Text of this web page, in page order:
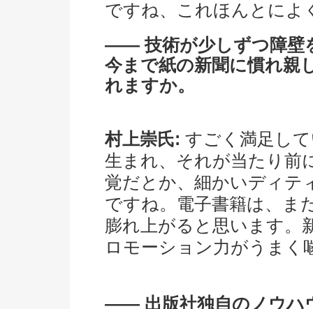
ですね、これほんとによ
―― 技術が少しずつ障壁
今まで紙の新聞に慣れ親
れますか。
村上崇氏: すごく満足し
生まれ、それが当たり前
覚だとか、細かいディテ
ですね。電子書籍は、ま
膨れ上がると思います。
ロモーション力がうまく
―― 出版社独自のノウハ